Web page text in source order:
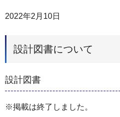
2022年2月10日
設計図書について
設計図書
※掲載は終了しました。